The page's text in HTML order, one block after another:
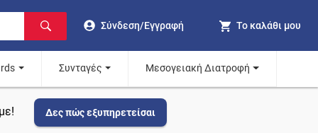
Σύνδεση/Εγγραφή Το καλάθι μου
Συνταγές Μεσογειακή Διατροφή
Δες πώς εξυπηρετείσαι